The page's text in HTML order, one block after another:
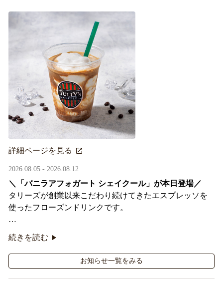
詳細ページを見る
2026.08.05 - 2026.08.12
＼「バニラアフォガート シェイクール」が本日登場／
タリーズが創業以来こだわり続けてきたエスプレッソを
使ったフローズンドリンクです。
オリジナルシールがその場で当たるキャンペーンも実
施！
続きを読む
お知らせ一覧をみる